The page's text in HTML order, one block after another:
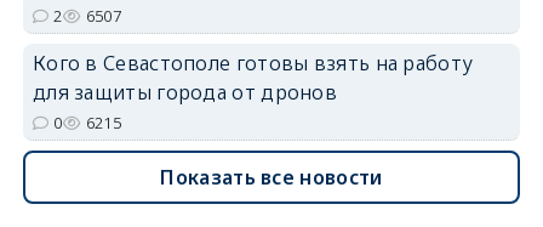
2 6507
Кого в Севастополе готовы взять на работу
для защиты города от дронов
0 6215
Показать все новости